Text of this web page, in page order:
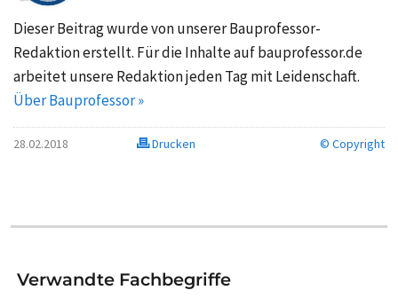
Dieser Beitrag wurde von unserer Bauprofessor-
Redaktion erstellt. Für die Inhalte auf bauprofessor.de
arbeitet unsere Redaktion jeden Tag mit Leidenschaft.
Über Bauprofessor »
28.02.2018 Drucken © Copyright
Verwandte Fachbegriffe